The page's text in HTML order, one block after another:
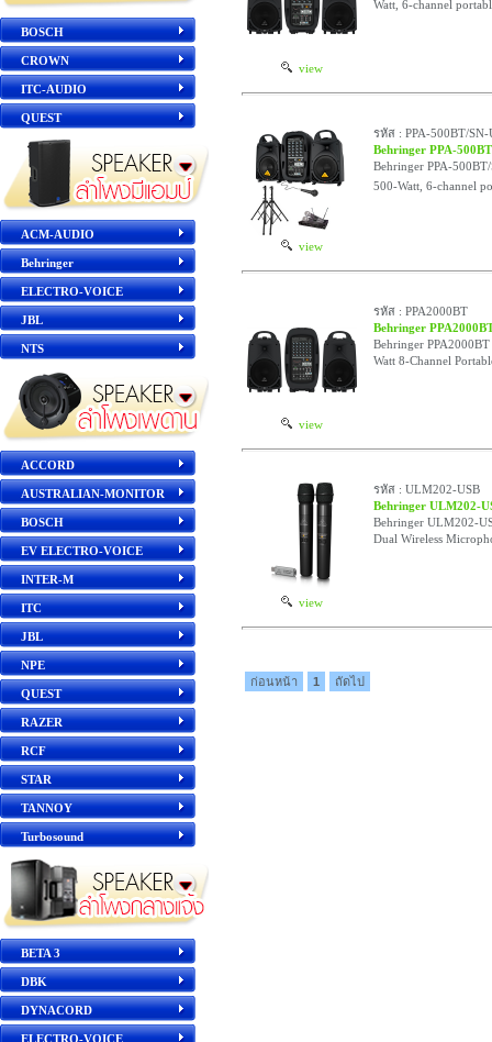
BOSCH
CROWN
ITC-AUDIO
QUEST
ACM-AUDIO
Behringer
ELECTRO-VOICE
JBL
NTS
ACCORD
AUSTRALIAN-MONITOR
BOSCH
EV ELECTRO-VOICE
INTER-M
ITC
JBL
NPE
QUEST
RAZER
RCF
STAR
TANNOY
Turbosound
BETA 3
DBK
DYNACORD
ELECTRO-VOICE
view
Watt, 6-channel
view
รหัส : PPA-500BT/SN-
Behringer PPA-
Behringer PPA-
500-Watt, 6-channel
view
รหัส : PPA2000BT
Behringer
Behringer
Watt 8-Channel
view
รหัส : ULM202-USB
Behringer ULM202-
Behringer ULM202-
Dual Wireless
ก่อนหน้า 1 ถัดไป